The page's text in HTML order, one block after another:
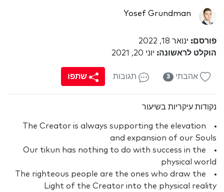
Yosef Grundman
פורסם: ינואר 18, 2022
הוקלט לראשונה: יוני 20, 2021
אהבתי 3 תגובות שתפו
נקודות עיקריות בשיעור
The Creator is always supporting the elevation
and expansion of our Souls
Our tikun has nothing to do with success in the
physical world
The righteous people are the ones who draw the
Light of the Creator into the physical reality